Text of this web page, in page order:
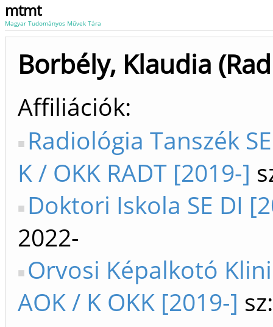
mtmt
Magyar Tudományos Művek Tára
Borbély, Klaudia
Affiliációk
Radiológia Tanszék
K / OKK RADT [2019-]
Doktori Iskola SE DI
2022-
Orvosi Képalkotó
AOK / K OKK [2019-]